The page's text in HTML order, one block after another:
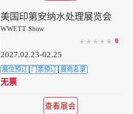
美国印第安纳水处理展览会
WWETT Show
★ ★ ★ ★ ★ 0
2027.02.23-02.25
展位预订 门票预订 展商名录
无票
查看展会